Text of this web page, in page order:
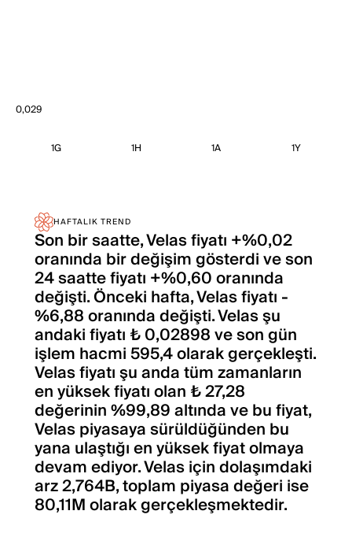
0,029
1G 1H 1A 1Y
HAFTALIK TREND
Son bir saatte, Velas fiyatı +%0,02
oranında bir değişim gösterdi ve son
24 saatte fiyatı +%0,60 oranında
değişti. Önceki hafta, Velas fiyatı -
%6,88 oranında değişti. Velas şu
andaki fiyatı ₺ 0,02898 ve son gün
işlem hacmi 595,4 olarak gerçekleşti.
Velas fiyatı şu anda tüm zamanların
en yüksek fiyatı olan ₺ 27,28
değerinin %99,89 altında ve bu fiyat,
Velas piyasaya sürüldüğünden bu
yana ulaştığı en yüksek fiyat olmaya
devam ediyor. Velas için dolaşımdaki
arz 2,764B, toplam piyasa değeri ise
80,11M olarak gerçekleşmektedir.